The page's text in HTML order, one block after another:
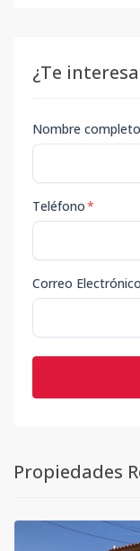
¿Te
Nombre completo
Teléfono*
Correo Electrónico
Propiedades